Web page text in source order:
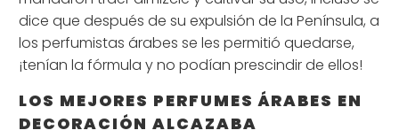
dice que después de su expulsión de la Península, a
los perfumistas árabes se les permitió quedarse,
¡tenían la fórmula y no podían prescindir de ellos!
LOS MEJORES PERFUMES ÁRABES EN
DECORACIÓN ALCAZABA